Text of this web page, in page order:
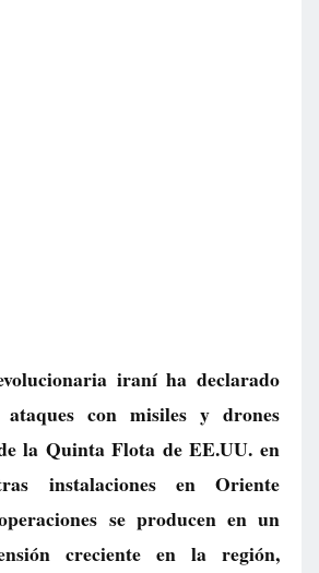
iraní ha declarado
ataques con misiles y drones
la Quinta Flota de EE.UU. en
instalaciones en Oriente
se producen en un
creciente en la región,